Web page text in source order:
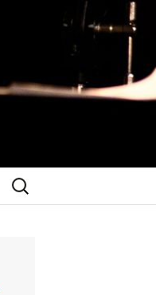
検